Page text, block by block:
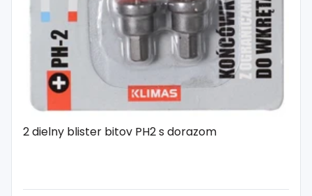
2 dielny blister bitov PH2 s dorazom